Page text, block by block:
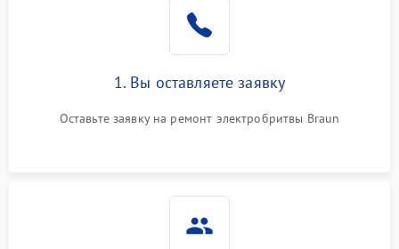
1. Вы оставляете заявку
Оставьте заявку на ремонт электробритвы Braun